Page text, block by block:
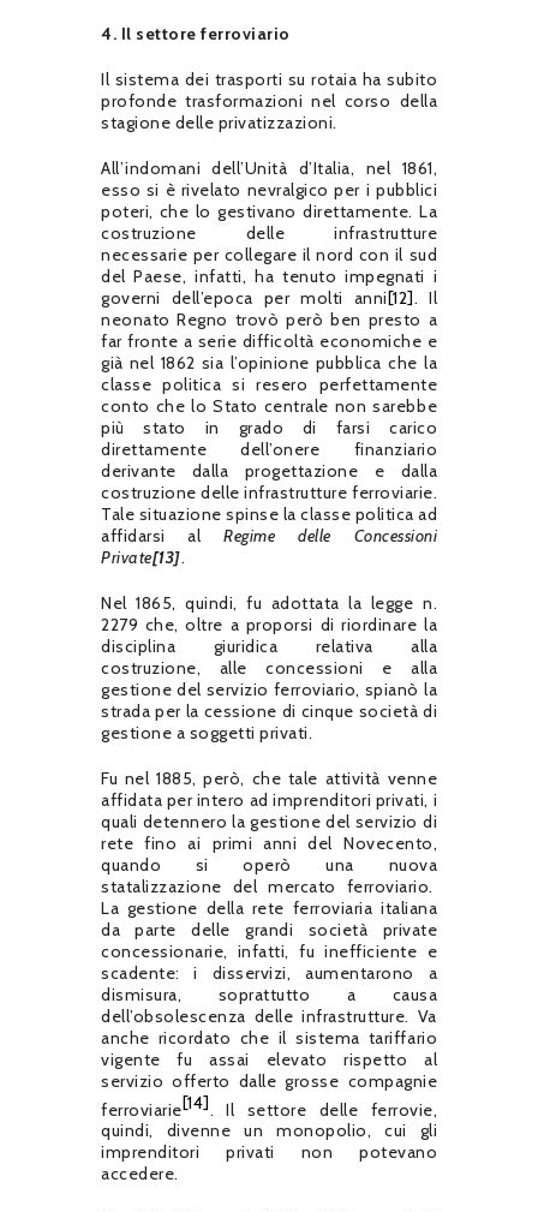
4. Il settore ferroviario
Il sistema dei trasporti su rotaia ha subito
profonde trasformazioni nel corso della
stagione delle privatizzazioni.
All’indomani dell’Unità d’Italia, nel 1861,
esso si è rivelato nevralgico per i pubblici
poteri, che lo gestivano direttamente. La
costruzione delle infrastrutture
necessarie per collegare il nord con il sud
del Paese, infatti, ha tenuto impegnati i
governi dell’epoca per molti anni[12]. Il
neonato Regno trovò però ben presto a
far fronte a serie difficoltà economiche e
già nel 1862 sia l’opinione pubblica che la
classe politica si resero perfettamente
conto che lo Stato centrale non sarebbe
più stato in grado di farsi carico
direttamente dell’onere finanziario
derivante dalla progettazione e dalla
costruzione delle infrastrutture ferroviarie.
Tale situazione spinse la classe politica ad
affidarsi alRegime delle Concessioni
Private[13].
Nel 1865, quindi, fu adottata la legge n.
2279 che, oltre a proporsi di riordinare la
disciplina giuridica relativa alla
costruzione, alle concessioni e alla
gestione del servizio ferroviario, spianò la
strada per la cessione di cinque società di
gestione a soggetti privati.
Fu nel 1885, però, che tale attività venne
affidata per intero ad imprenditori privati, i
quali detennero la gestione del servizio di
rete fino ai primi anni del Novecento,
quando si operò una nuova
statalizzazione del mercato ferroviario.
La gestione della rete ferroviaria italiana
da parte delle grandi società private
concessionarie, infatti, fu inefficiente e
scadente: i disservizi, aumentarono a
dismisura, soprattutto a causa
dell’obsolescenza delle infrastrutture. Va
anche ricordato che il sistema tariffario
vigente fu assai elevato rispetto al
servizio offerto dalle grosse compagnie
ferroviarie[14]. Il settore delle ferrovie,
quindi, divenne un monopolio, cui gli
imprenditori privati non potevano
accedere.